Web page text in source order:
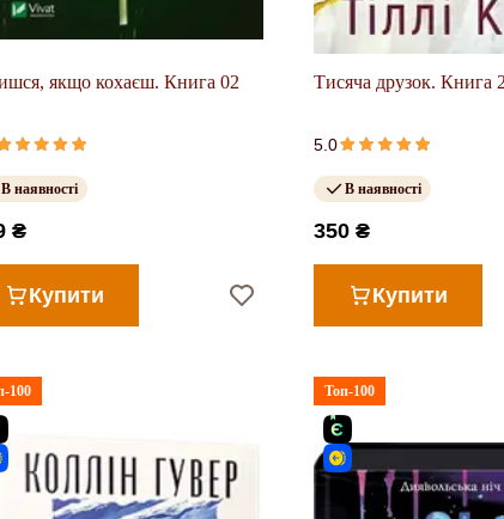
якщо кохаєш. Книга 02
В наявності
₴
Купити
Тисяча друзок. Книга 2
5.0
В наявності
350 ₴
Купити
100 Топ-100